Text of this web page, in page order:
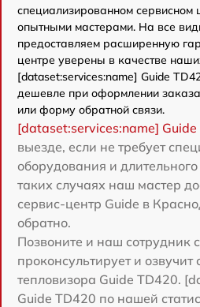
специализированном сервисном
опытными мастерами. На все
предоставляем расширенную
центре уверены в качестве
[dataset:services:name] Guide
дешевле при оформлении
или форму обратной связи.
[dataset:services:name]
выезде, если не требует
оборудования и
таких случаях наш мастер
сервис-центр Guide в
обратно.
Позвоните и наш сотрудник
проконсультирует и озвучит
тепловизора Guide TD420.
Guide TD420 по нашей